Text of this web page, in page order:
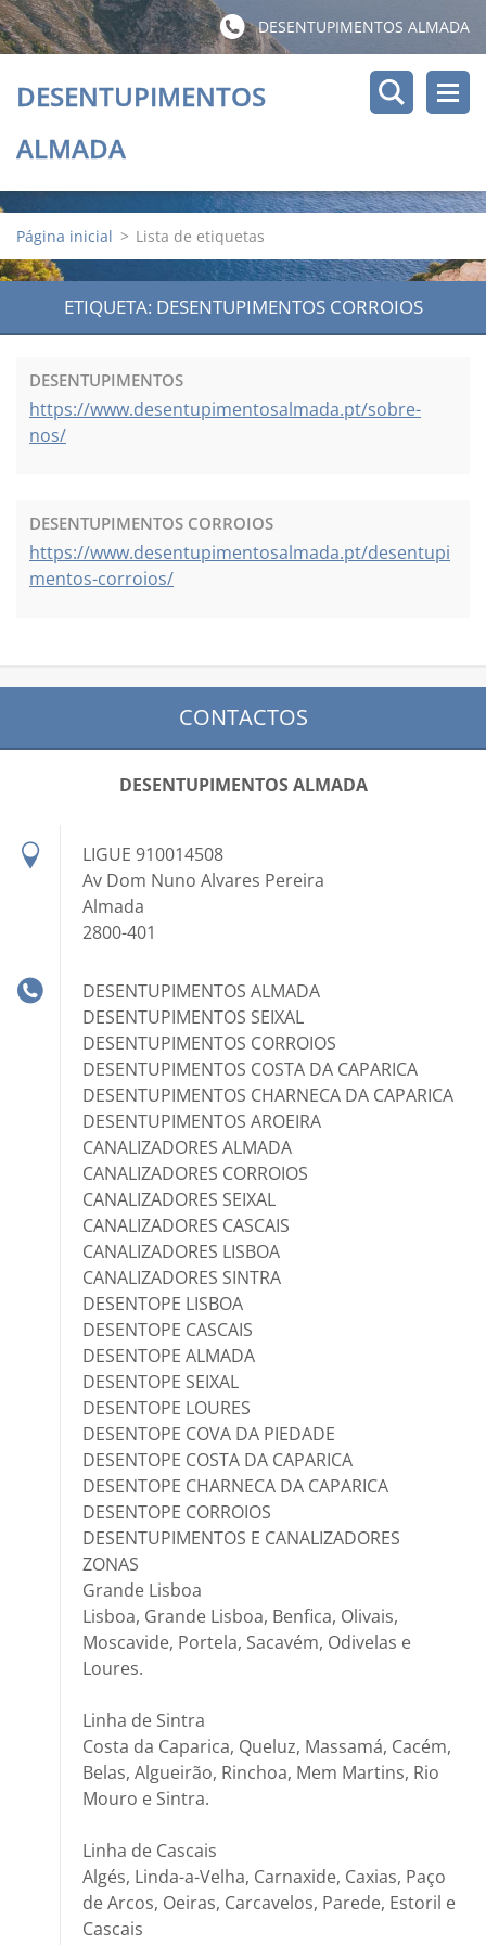
DESENTUPIMENTOS ALMADA
DESENTUPIMENTOS
ALMADA
Página inicial > Lista de etiquetas
ETIQUETA: DESENTUPIMENTOS CORROIOS
DESENTUPIMENTOS
https://www.desentupimentosalmada.pt/sobre-
nos/
DESENTUPIMENTOS CORROIOS
https://www.desentupimentosalmada.pt/desentupi
mentos-corroios/
CONTACTOS
DESENTUPIMENTOS ALMADA
LIGUE 910014508
Av Dom Nuno Alvares Pereira
Almada
2800-401
DESENTUPIMENTOS ALMADA
DESENTUPIMENTOS SEIXAL
DESENTUPIMENTOS CORROIOS
DESENTUPIMENTOS COSTA DA CAPARICA
DESENTUPIMENTOS CHARNECA DA CAPARICA
DESENTUPIMENTOS AROEIRA
CANALIZADORES ALMADA
CANALIZADORES CORROIOS
CANALIZADORES SEIXAL
CANALIZADORES CASCAIS
CANALIZADORES LISBOA
CANALIZADORES SINTRA
DESENTOPE LISBOA
DESENTOPE CASCAIS
DESENTOPE ALMADA
DESENTOPE SEIXAL
DESENTOPE LOURES
DESENTOPE COVA DA PIEDADE
DESENTOPE COSTA DA CAPARICA
DESENTOPE CHARNECA DA CAPARICA
DESENTOPE CORROIOS
DESENTUPIMENTOS E CANALIZADORES
ZONAS
Grande Lisboa
Lisboa, Grande Lisboa, Benfica, Olivais,
Moscavide, Portela, Sacavém, Odivelas e
Loures.
Linha de Sintra
Costa da Caparica, Queluz, Massamá, Cacém,
Belas, Algueirão, Rinchoa, Mem Martins, Rio
Mouro e Sintra.
Linha de Cascais
Algés, Linda-a-Velha, Carnaxide, Caxias, Paço
de Arcos, Oeiras, Carcavelos, Parede, Estoril e
Cascais